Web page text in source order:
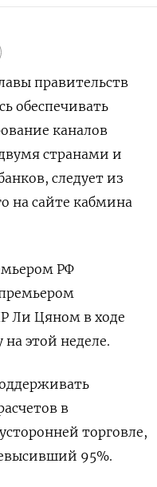
правительств
обеспечивать
каналов
странами и
следует из
на сайте кабмина
РФ
Ли Цяном в ходе
этой неделе.
в
торговле,
95%.